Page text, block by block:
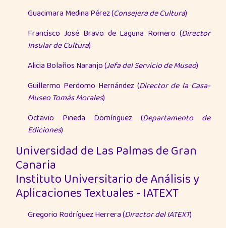
Guacimara Medina Pérez (Consejera de Cultura)
Francisco José Bravo de Laguna Romero (Director
Insular de Cultura)
Alicia Bolaños Naranjo (Jefa del Servicio de Museo)
Guillermo Perdomo Hernández (Director de la Casa-
Museo Tomás Morales)
Octavio Pineda Domínguez (Departamento de
Ediciones)
Universidad de Las Palmas de Gran
Canaria
Instituto Universitario de Análisis y
Aplicaciones Textuales - IATEXT
Gregorio Rodríguez Herrera (Director del IATEXT)